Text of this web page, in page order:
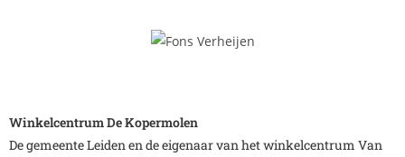
Winkelcentrum De Kopermolen
Degemeente Leiden en de eigenaar van het winkelcentrum Van